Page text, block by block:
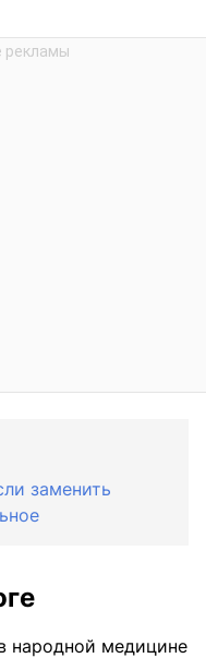
заменить
народной медицине